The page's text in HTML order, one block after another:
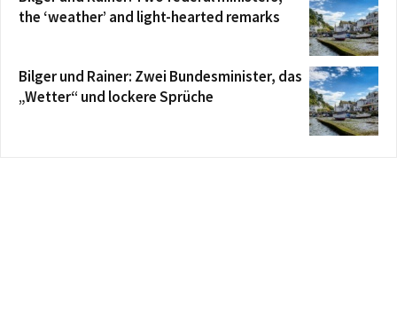
the ‘weather’ and light-hearted remarks
Bilger und Rainer: Zwei Bundesminister, das
„Wetter“ und lockere Sprüche